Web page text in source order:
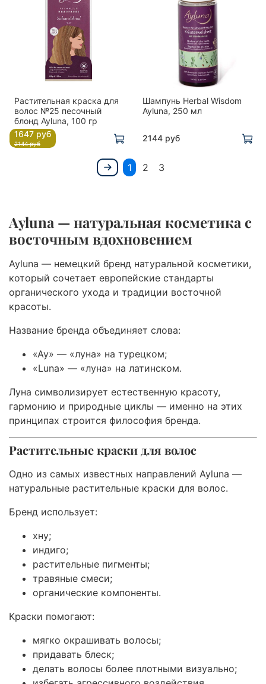
Растительная краска для
волос №25 песочный
блонд Ayluna, 100 гр
1647 руб
2144 руб
Шампунь Herbal Wisdom
Ayluna, 250 мл
2144 руб
1 2 3
Ayluna — натуральная косметика с
восточным вдохновением
Ayluna — немецкий бренд натуральной косметики,
который сочетает европейские стандарты
органического ухода и традиции восточной
красоты.
Название бренда объединяет слова:
«Ay» — «луна» на турецком;
«Luna» — «луна» на латинском.
Луна символизирует естественную красоту,
гармонию и природные циклы — именно на этих
принципах строится философия бренда.
Растительные краски для волос
Одно из самых известных направлений Ayluna —
натуральные растительные краски для волос.
Бренд использует:
хну;
индиго;
растительные пигменты;
травяные смеси;
органические компоненты.
Краски помогают:
мягко окрашивать волосы;
придавать блеск;
делать волосы более плотными визуально;